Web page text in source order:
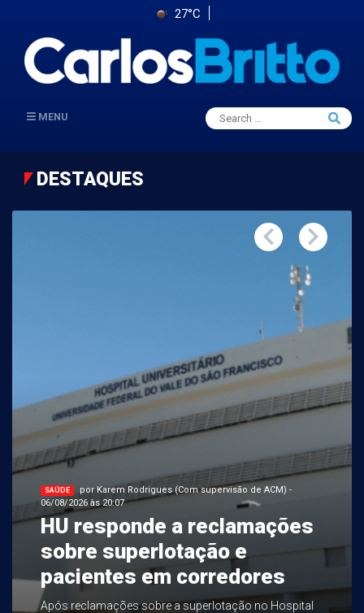
27°C
MENU
Search
for:
Search
DESTAQUES
SAÚDE
por Karem Rodrigues (Com supervisão de ACM) -
06/08/2026 às 20:07
HU responde a reclamações
sobre superlotação e
pacientes em corredores
Após reclamações sobre a superlotação no Hospital